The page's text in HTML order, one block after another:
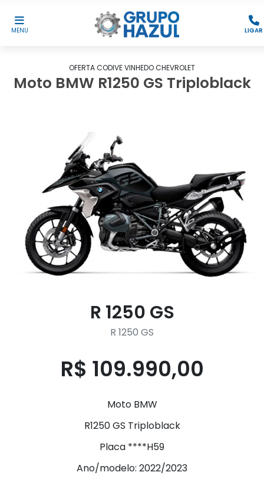
MENU LIGAR
OFERTA CODIVE VINHEDO CHEVROLET
Moto BMW R1250 GS Triploblack
R 1250 GS
R 1250 GS
R$ 109.990,00
Moto BMW
R1250 GS Triploblack
Placa ****H59
Ano/modelo: 2022/2023